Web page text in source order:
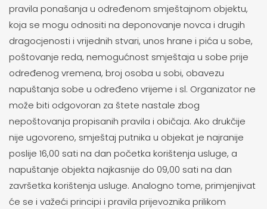
pravila ponašanja u određenom smještajnom objektu,
koja se mogu odnositi na deponovanje novca i drugih
dragocjenosti i vrijednih stvari, unos hrane i pića u sobe,
poštovanje reda, nemogućnost smještaja u sobe prije
određenog vremena, broj osoba u sobi, obavezu
napuštanja sobe u određeno vrijeme i sl. Organizator ne
može biti odgovoran za štete nastale zbog
nepoštovanja propisanih pravila i običaja. Ako drukčije
nije ugovoreno, smještaj putnika u objekat je najranije
poslije 16,00 sati na dan početka korištenja usluge, a
napuštanje objekta najkasnije do 09,00 sati na dan
završetka korištenja usluge. Analogno tome, primjenjivat
će se i važeći principi i pravila prijevoznika prilikom